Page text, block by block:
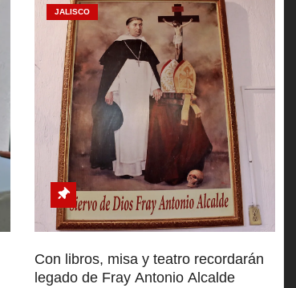
JALISCO
Con libros, misa y teatro recordarán
legado de Fray Antonio Alcalde